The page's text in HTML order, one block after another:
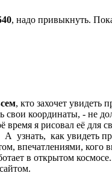
, надо привыкнуть.
, кто захочет
свои координаты, - не
время я рисовал её для
как увидеть
впечатлениями,
в открытом